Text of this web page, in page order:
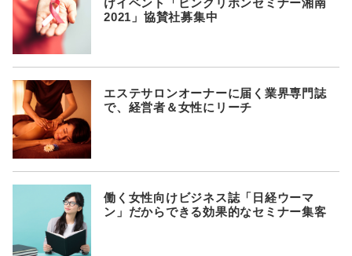
けイベント「ピンクリボンセミナー湘南
2021」協賛社募集中
エステサロンオーナーに届く業界専門誌
で、経営者＆女性にリーチ
働く女性向けビジネス誌「日経ウーマ
ン」だからできる効果的なセミナー集客